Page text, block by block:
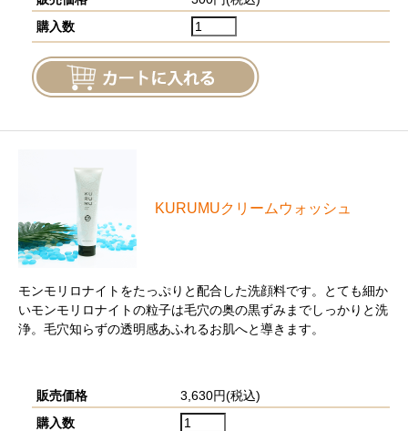
購入数
KURUMUクリームウォッシュ
モンモリロナイトをたっぷりと配合した洗顔料です。とても細か
いモンモリロナイトの粒子は毛穴の奥の黒ずみまでしっかりと洗
浄。毛穴知らずの透明感あふれるお肌へと導きます。
販売価格
3,630円(税込)
購入数